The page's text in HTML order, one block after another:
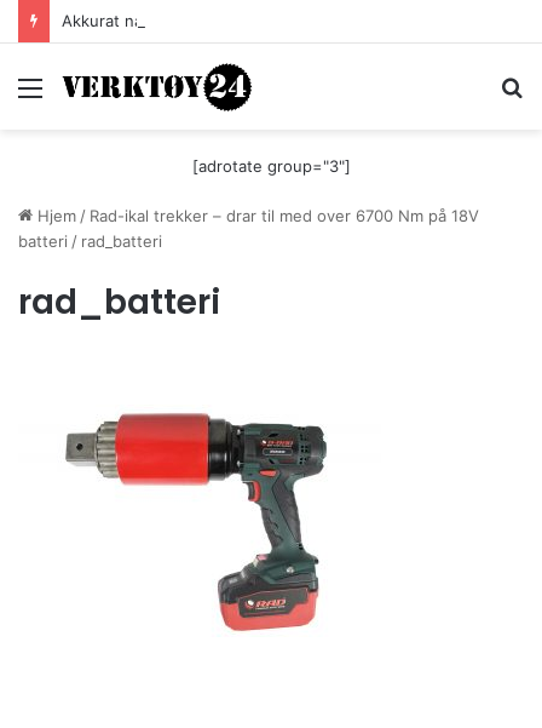
Akkurat nå er batteri-bordsaga til Festool billigere
Meny
[adrotate group="3"]
Hjem / Rad-ikal trekker – drar til med over 6700 Nm på 18V
batteri / rad_batteri
rad_batteri